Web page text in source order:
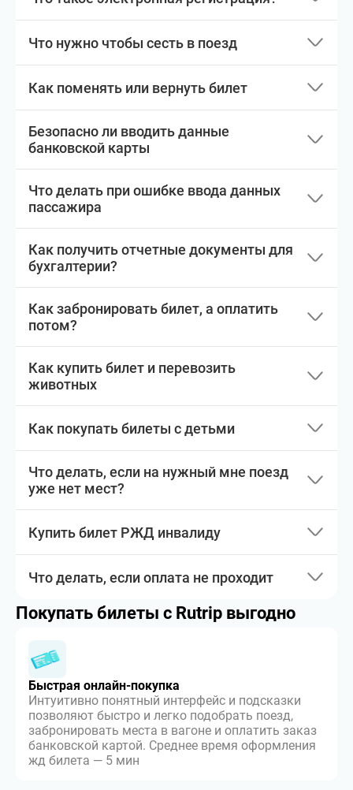
Что нужно чтобы сесть в поезд
Как поменять или вернуть билет
Безопасно ли вводить данные
банковской карты
Что делать при ошибке ввода данных
пассажира
Как получить отчетные документы для
бухгалтерии?
Как забронировать билет, а оплатить
потом?
Как купить билет и перевозить
животных
Как покупать билеты с детьми
Что делать, если на нужный мне поезд
уже нет мест?
Купить билет РЖД инвалиду
Что делать, если оплата не проходит
Покупать билеты с Rutrip выгодно
Быстрая онлайн-покупка
Интуитивно понятный интерфейс и подсказки
позволяют быстро и легко подобрать поезд,
забронировать места в вагоне и оплатить заказ
банковской картой. Среднее время оформления
жд билета — 5 мин